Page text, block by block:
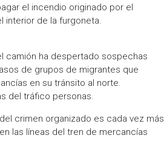
el incendio originado por el
interior de la furgoneta.
camión ha despertado sospechas
de grupos de migrantes que
en su tránsito al norte.
del tráfico personas.
crimen organizado es cada vez más
las líneas del tren de mercancías